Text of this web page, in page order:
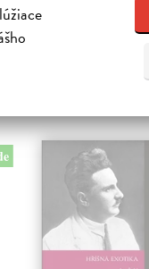
si kúpili